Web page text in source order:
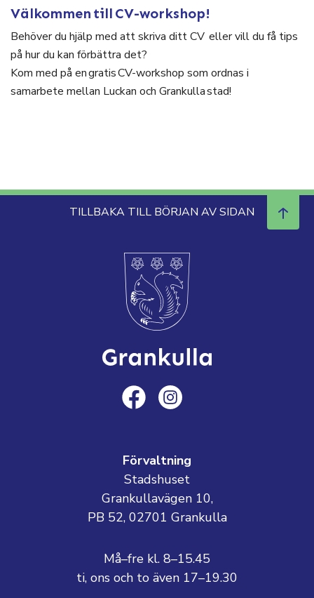
Välkommen till CV-workshop!
Behöver du hjälp med att skriva ditt CV eller vill du få tips
på hur du kan förbättra det?
Kom med på en gratis CV-workshop som ordnas i
samarbete mellan Luckan och Grankulla stad!
TILLBAKA TILL BÖRJAN AV SIDAN
Förvaltning
Stadshuset
Grankullavägen 10,
PB 52, 02701 Grankulla
Må–fre kl. 8–15.45
ti, ons och to även 17–19.30